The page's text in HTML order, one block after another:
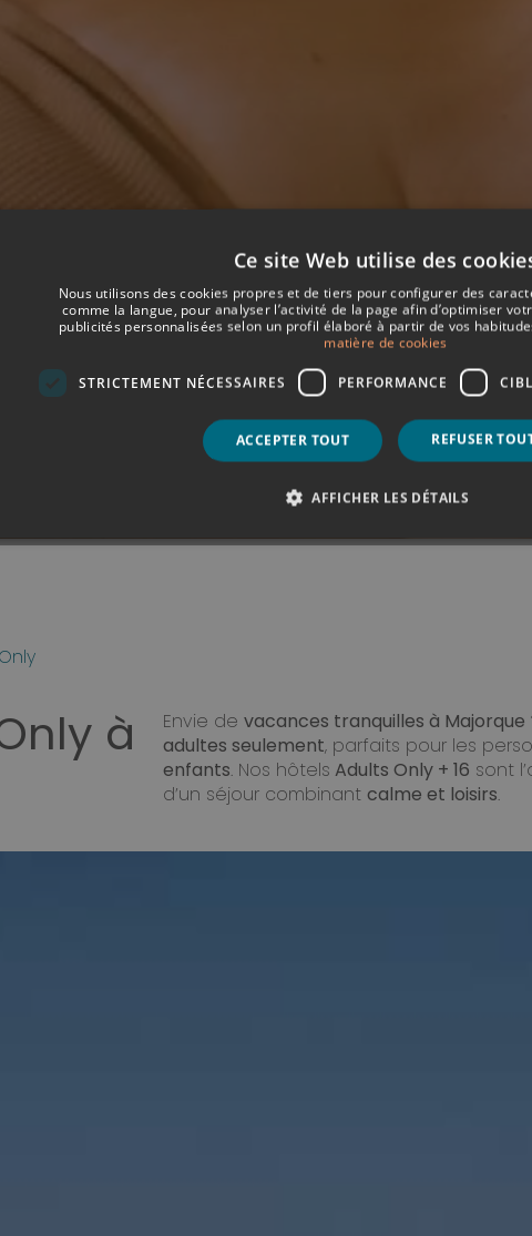
RÉSERVER MON TRANSFERT
à Envie devacances tranquilles à Majorque
adultes seulement, parfaits pour les
enfants. Nos hôtels Adults Only + 16 sont
d’un séjour combinantcalme et loisirs.
Ce site Web utilise des
Nous utilisons des cookies propres et de tiers pour configurer des
comme la langue, pour analyser l’activité de la page afin d’optimiser
publicités personnalisées selon un profil élaboré à partir de vos
matière de cookies
STRICTEMENT NÉCESSAIRES PERFORMANCE
ACCEPTER TOUT REFUSER
AFFICHER LES DÉTAILS